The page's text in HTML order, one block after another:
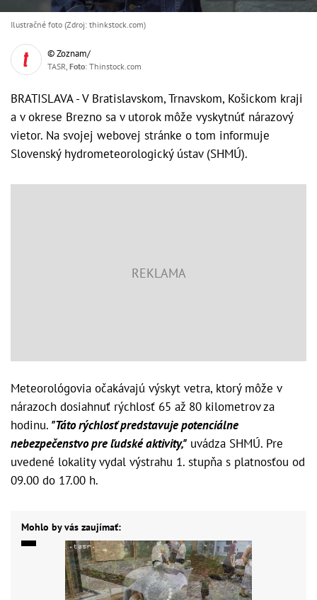
Ilustračné foto (Zdroj: thinkstock.com)
© Zoznam/
TASR, Foto: Thinstock.com
BRATISLAVA - V Bratislavskom, Trnavskom, Košickom kraji
a v okrese Brezno sa v utorok môže vyskytnúť nárazový
vietor. Na svojej webovej stránke o tom informuje
Slovenský hydrometeorologický ústav (SHMÚ).
Meteorológovia očakávajú výskyt vetra, ktorý môže v
nárazoch dosiahnuť rýchlosť 65 až 80 kilometrov za
hodinu. "Táto rýchlosť predstavuje potenciálne
nebezpečenstvo pre ľudské aktivity," uvádza SHMÚ. Pre
uvedené lokality vydal výstrahu 1. stupňa s platnosťou od
09.00 do 17.00 h.
Mohlo by vás zaujímať: